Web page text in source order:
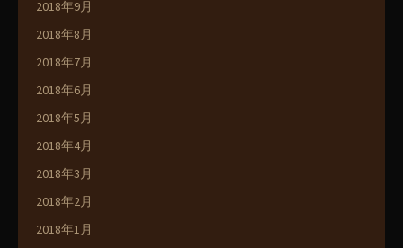
2018年9月
2018年8月
2018年7月
2018年6月
2018年5月
2018年4月
2018年3月
2018年2月
2018年1月